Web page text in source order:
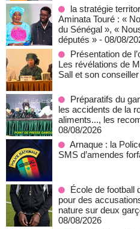
la stratégie
Aminata Touré : «
du Sénégal », «
députés » - 08/08/
Présentation de
Les révélations de
Sall et son
Préparatifs du
les accidents de la
aliments..., les
08/08/2026
Arnaque : la
SMS d’amendes
École de football
pour des
nature sur deux
08/08/2026